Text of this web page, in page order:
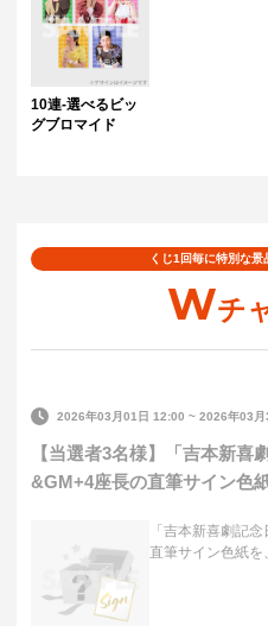
10連-選べるビッ
グブロマイド
くじ1回毎に特別な景
Wチ
2026年03月01日 12:00 ~2026年03
【当選者3名様】「吉本新喜
&GM+4座長の直筆サイン色
「吉本新喜劇記
直筆サイン色紙を